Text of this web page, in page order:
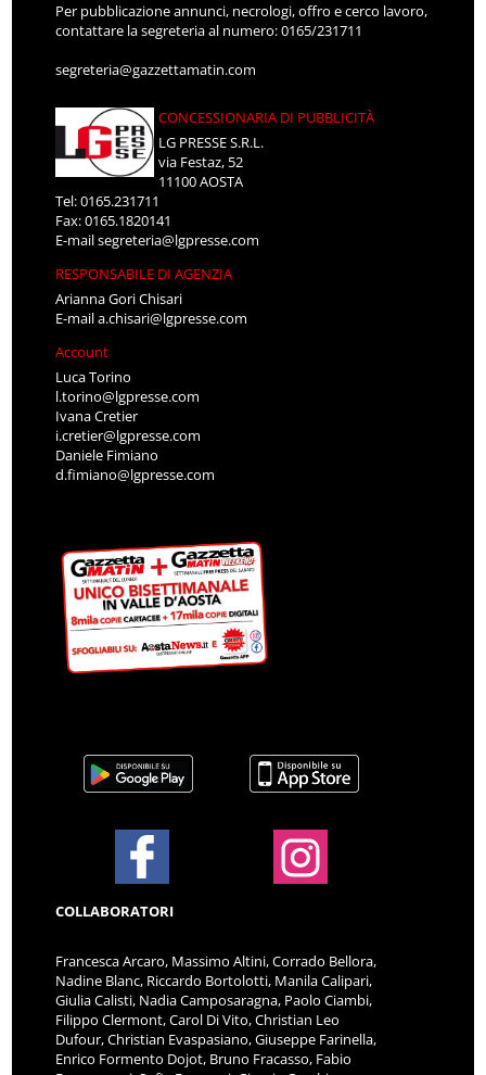
Per pubblicazione annunci, necrologi, offro e cerco lavoro,
contattare la segreteria al numero: 0165/231711
segreteria@gazzettamatin.com
CONCESSIONARIA DI PUBBLICITÀ
LG PRESSE S.R.L.
via Festaz, 52
11100 AOSTA
Tel: 0165.231711
Fax: 0165.1820141
E-mailsegreteria@lgpresse.com
RESPONSABILE DI AGENZIA
Arianna Gori Chisari
E-maila.chisari@lgpresse.com
Account
Luca Torino
l.torino@lgpresse.com
Ivana Cretier
i.cretier@lgpresse.com
Daniele Fimiano
d.fimiano@lgpresse.com
COLLABORATORI
Francesca Arcaro, Massimo Altini, Corrado Bellora,
Nadine Blanc, Riccardo Bortolotti, Manila Calipari,
Giulia Calisti, Nadia Camposaragna, Paolo Ciambi,
Filippo Clermont, Carol Di Vito, Christian Leo
Dufour, Christian Evaspasiano, Giuseppe Farinella,
Enrico Formento Dojot, Bruno Fracasso, Fabio